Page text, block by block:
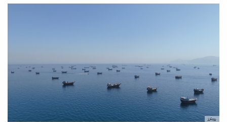
رويترز